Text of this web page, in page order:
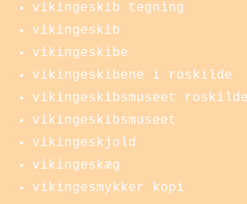
vikingeskib tegning
vikingeskib
vikingeskibe
vikingeskibene i roskilde
vikingeskibsmuseet roskilde
vikingeskibsmuseet
vikingeskjold
vikingeskæg
vikingesmykker kopi